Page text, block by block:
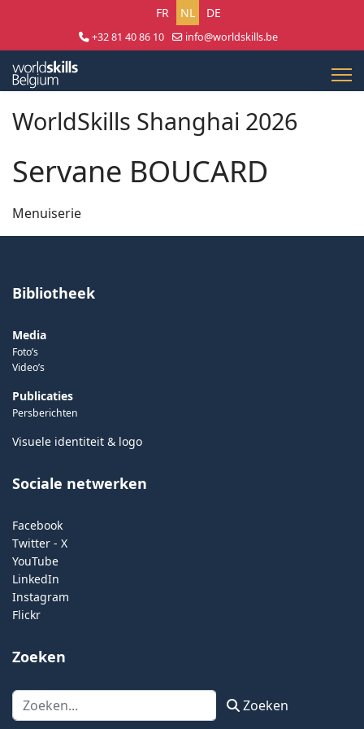
Selecteer uw taal
FR NL DE
+32 81 40 86 10
info@worldskills.be
WorldSkills Shanghai 2026
Servane BOUCARD
Menuiserie
Bibliotheek
Media
Foto’s
Video’s
Publicaties
Persberichten
Visuele identiteit & logo
Sociale netwerken
Facebook
Twitter - X
YouTube
LinkedIn
Instagram
Flickr
Zoeken
Zoeken Zoeken